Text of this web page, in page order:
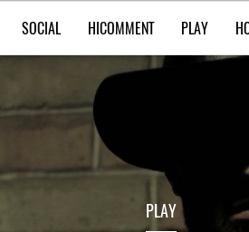
SOCIAL HICOMMENT PLAY
PLAY